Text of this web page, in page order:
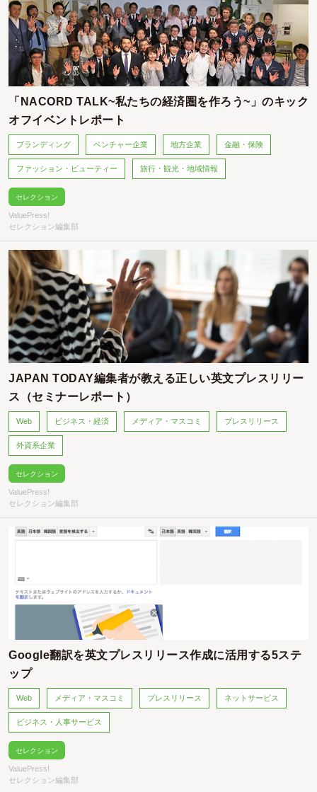
「NACORD TALK~私たちの経済圏を作ろう~」のキック
オフイベントレポート
ブランディング ベンチャー企業 地方企業 金融・保険
ファッション・ビューティー 旅行・観光・地域情報
セレクション
ValuePress!
セレクション編集部
JAPAN TODAY編集者が教える正しい英文プレスリリー
ス（セミナーレポート）
Web ビジネス・経済 メディア・マスコミ プレスリリース
外資系企業
セレクション
ValuePress!
セレクション編集部
Google翻訳を英文プレスリリース作成に活用する5ステ
ップ
Web メディア・マスコミ プレスリリース ネットサービス
ビジネス・人事サービス
セレクション
ValuePress!
セレクション編集部